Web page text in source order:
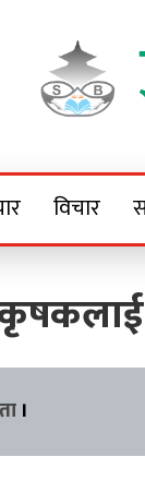
विचार
।